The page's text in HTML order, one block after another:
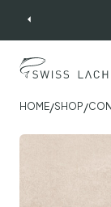
HOME/SHOP/